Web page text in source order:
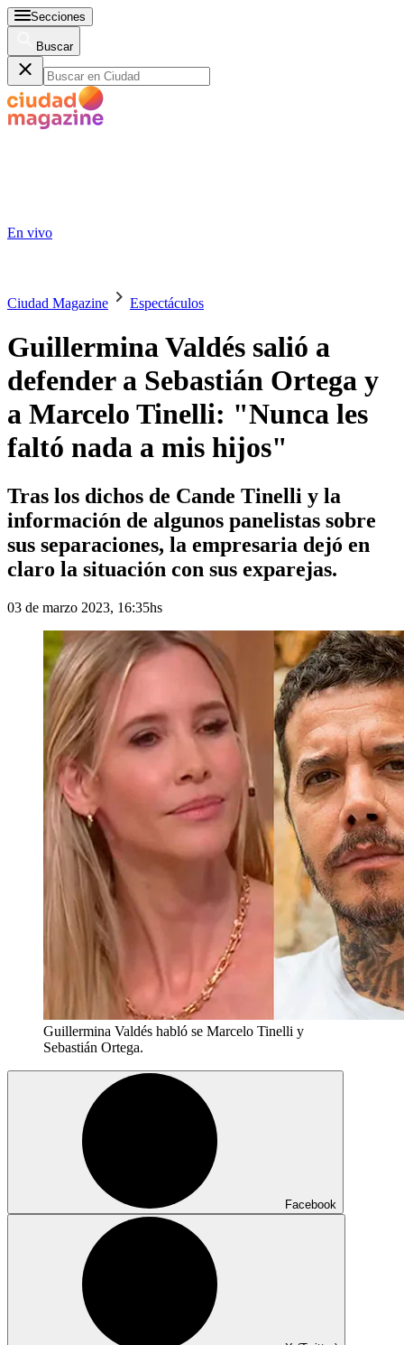
Secciones
Buscar
En vivo
Ciudad Magazine Espectáculos
Guillermina Valdés salió a
defender a Sebastián Ortega y
a Marcelo Tinelli: "Nunca les
faltó nada a mis hijos"
Tras los dichos de Cande Tinelli y la
información de algunos panelistas sobre
sus separaciones, la empresaria dejó en
claro la situación con sus exparejas.
03 de marzo 2023, 16:35hs
Guillermina Valdés habló se Marcelo Tinelli y
Sebastián Ortega.
Facebook